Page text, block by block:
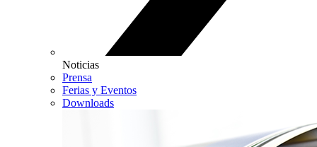
Noticias
Prensa
Ferias y Eventos
Downloads